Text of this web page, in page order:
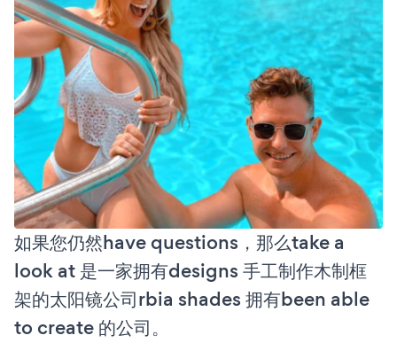
如果您仍然have questions，那么take a
look at 是一家拥有designs 手工制作木制框
架的太阳镜公司rbia shades 拥有been able
to create 的公司。